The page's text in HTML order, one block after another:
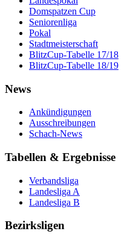
Domspatzen Cup
Seniorenliga
Pokal
Stadtmeisterschaft
BlitzCup-Tabelle 17/18
BlitzCup-Tabelle 18/19
News
Ankündigungen
Ausschreibungen
Schach-News
Tabellen & Ergebnisse
Verbandsliga
Landesliga A
Landesliga B
Bezirksligen